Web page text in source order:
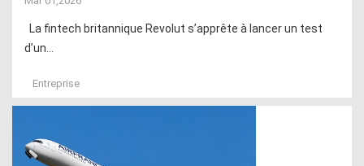
La fintech britannique Revolut s’apprête à lancer un test
d’un...
Entreprise